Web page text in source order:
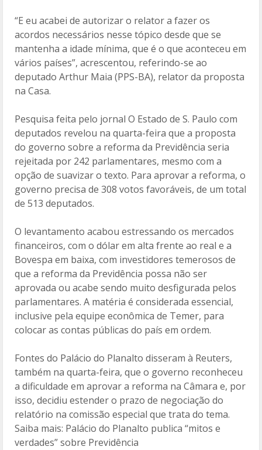
“E eu acabei de autorizar o relator a fazer os
acordos necessários nesse tópico desde que se
mantenha a idade mínima, que é o que aconteceu em
vários países”, acrescentou, referindo-se ao
deputado Arthur Maia (PPS-BA), relator da proposta
na Casa.
Pesquisa feita pelo jornal O Estado de S. Paulo com
deputados revelou na quarta-feira que a proposta
do governo sobre a reforma da Previdência seria
rejeitada por 242 parlamentares, mesmo com a
opção de suavizar o texto. Para aprovar a reforma, o
governo precisa de 308 votos favoráveis, de um total
de 513 deputados.
O levantamento acabou estressando os mercados
financeiros, com o dólar em alta frente ao real e a
Bovespa em baixa, com investidores temerosos de
que a reforma da Previdência possa não ser
aprovada ou acabe sendo muito desfigurada pelos
parlamentares. A matéria é considerada essencial,
inclusive pela equipe econômica de Temer, para
colocar as contas públicas do país em ordem.
Fontes do Palácio do Planalto disseram à Reuters,
também na quarta-feira, que o governo reconheceu
a dificuldade em aprovar a reforma na Câmara e, por
isso, decidiu estender o prazo de negociação do
relatório na comissão especial que trata do tema.
Saiba mais: Palácio do Planalto publica “mitos e
verdades” sobre Previdência